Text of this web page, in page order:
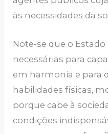
às necessidades da
Note-se que o
necessárias para
em harmonia e para
habilidades físicas,
porque cabe à
condições